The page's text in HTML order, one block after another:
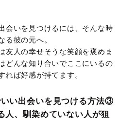
会いを見つけるには、そんな時
る彼の元へ。
友人の幸せそうな笑顔を褒めま
どんな知り合いでここにいるの
れば好感が持てます。
い出会いを見つける方法③
人、馴染めていない人が狙